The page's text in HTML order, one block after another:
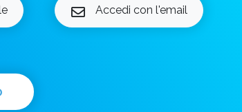
Accedi con l'email